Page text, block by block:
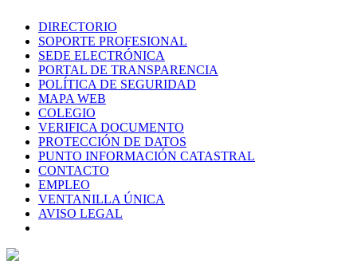
DIRECTORIO
SOPORTE PROFESIONAL
SEDE ELECTRÓNICA
PORTAL DE TRANSPARENCIA
POLÍTICA DE SEGURIDAD
MAPA WEB
COLEGIO
VERIFICA DOCUMENTO
PROTECCIÓN DE DATOS
PUNTO INFORMACIÓN CATASTRAL
CONTACTO
EMPLEO
VENTANILLA ÚNICA
AVISO LEGAL